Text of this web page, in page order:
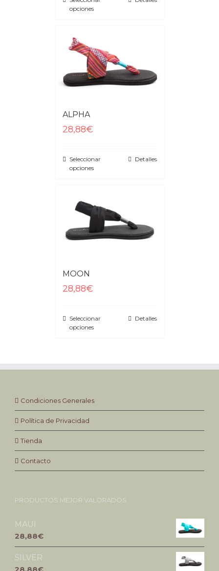
opciones
ALPHA
28,88€
Seleccionar
opciones
Detalles
MOON
28,88€
Seleccionar
opciones
Detalles
Condiciones Generales
Política de Privacidad
Tienda
Contacto
PRODUCTOS MEJOR VALORADOS
MAUI
28,88€
SILVER